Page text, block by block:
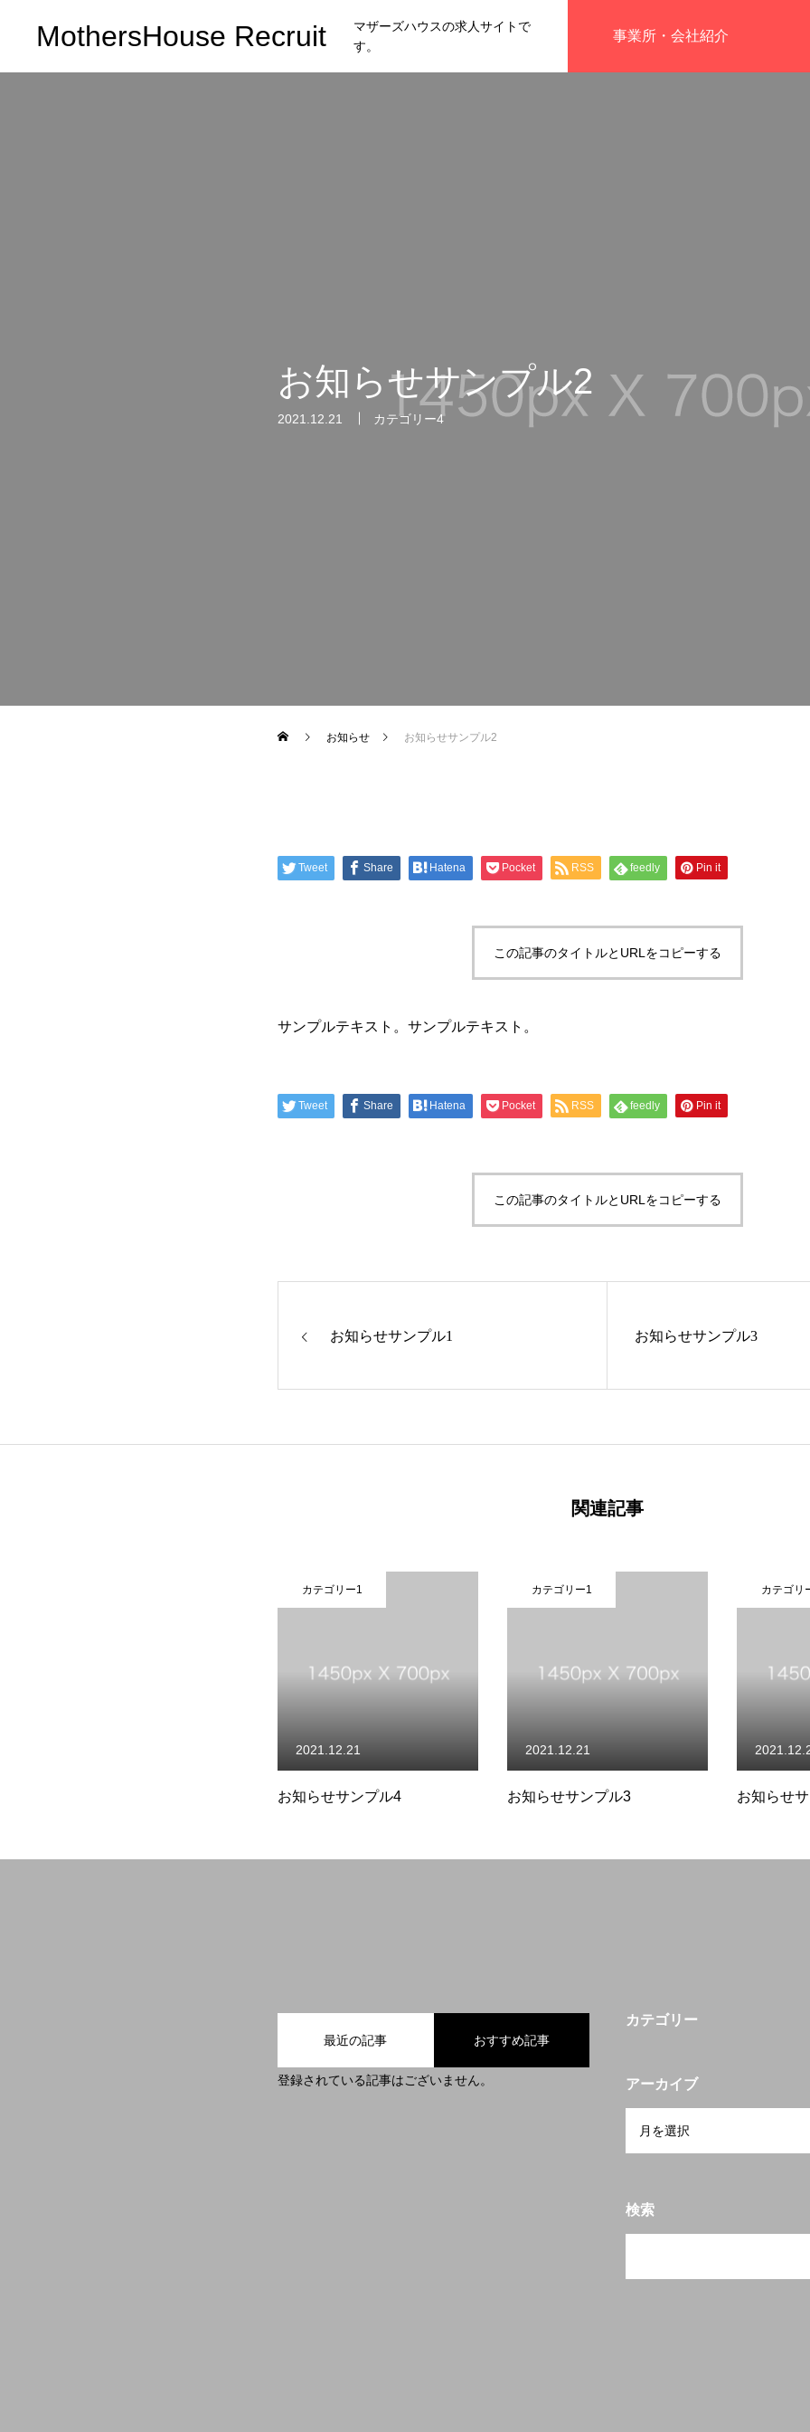
MothersHouse Recruit
マザーズハウスの求人サイトで
す。
事業所・会社紹介
事業所・会社紹介
お知らせサンプル2
2021.12.21 カテゴリー4
お知らせ お知らせサンプル2
Tweet Share Hatena Pocket RSS feedly Pin it
この記事のタイトルとURLをコピーする
サンプルテキスト。サンプルテキスト。
Tweet Share Hatena Pocket RSS feedly Pin it
この記事のタイトルとURLをコピーする
お知らせサンプル1 お知らせサンプル3
関連記事
カテゴリー1
お知らせサンプル4
2021.12.21
カテゴリー1
お知らせサンプル3
2021.12.21
カテゴリ
お知らせ
最近の記事 おすすめ記事
登録されている記事はございません。
カテゴリー
アーカイブ
検索